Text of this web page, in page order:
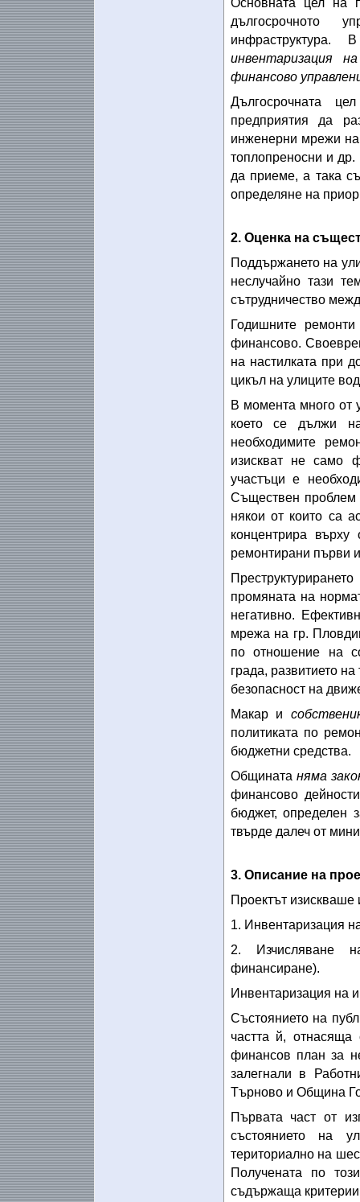
Основната цел на
дългосрочното
инвентаризация
финансово
Дългосрочната
предприятия да
инженерни мрежи на
топлопреносни и др.
да приеме, а така
определяне на
2. Оценка на
Поддържането на
неслучайно тази
сътрудничество
Годишните
финансово.
на настилката при
цикъл на улиците
В момента много от
което се дължи
необходимите
изискват не само
участъци е
Съществен проблем
някои от които са
концентрира
ремонтирани първи
промяната на
негативно.
мрежа на гр.
по отношение на
града, развитието
безопасност на
Макар и
политиката по
бюджетни средства.
Общината няма
финансово
бюджет, определен
твърде далеч от
3. Описание на
Проектът изискваше
1. Инвентаризация
2. Изчисляване
финансиране).
Инвентаризация на
Състоянието на
частта й,
финансов план за
залегнали в
Търново и Община
Първата част от
състоянието на
териториално на
Получената по
съдържаща критерии